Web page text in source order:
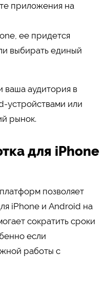
приложения на
ее придется
выбирать единый
ваша аудитория в
устройствами или
рынок.
для iPhone
позволяет
iPhone и Android на
сократить сроки
если
работы с